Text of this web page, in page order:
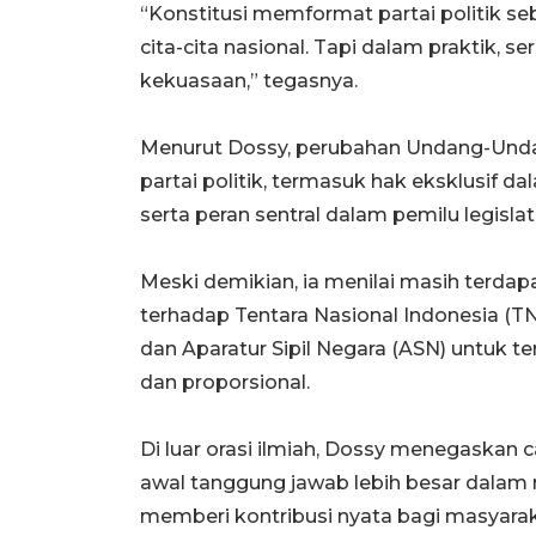
“Konstitusi memformat partai politik
cita-cita nasional. Tapi dalam praktik,
kekuasaan,” tegasnya.
Menurut Dossy, perubahan Undang-
partai politik, termasuk hak eksklusif
serta peran sentral dalam pemilu
Meski demikian, ia menilai masih
terhadap Tentara Nasional Indonesia
dan Aparatur Sipil Negara (ASN) untuk
dan proporsional.
Di luar orasi ilmiah, Dossy menegaskan
awal tanggung jawab lebih besar
memberi kontribusi nyata bagi